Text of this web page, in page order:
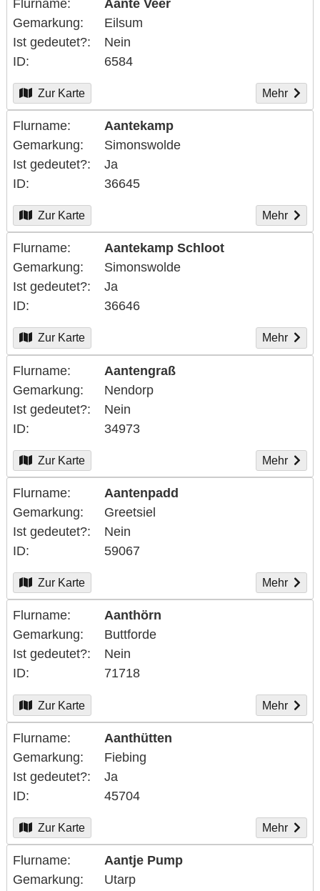
Flurname
Aante Veer
Gemarkung
Eilsum
Ist gedeutet?
Nein
ID
6584
Zur Karte Mehr
Flurname
Aantekamp
Gemarkung
Simonswolde
Ist gedeutet?
Ja
ID
36645
Zur Karte Mehr
Flurname
Aantekamp Schloot
Gemarkung
Simonswolde
Ist gedeutet?
Ja
ID
36646
Zur Karte Mehr
Flurname
Aantengraß
Gemarkung
Nendorp
Ist gedeutet?
Nein
ID
34973
Zur Karte Mehr
Flurname
Aantenpadd
Gemarkung
Greetsiel
Ist gedeutet?
Nein
ID
59067
Zur Karte Mehr
Flurname
Aanthörn
Gemarkung
Buttforde
Ist gedeutet?
Nein
ID
71718
Zur Karte Mehr
Flurname
Aanthütten
Gemarkung
Fiebing
Ist gedeutet?
Ja
ID
45704
Zur Karte Mehr
Flurname
Aantje Pump
Gemarkung
Utarp